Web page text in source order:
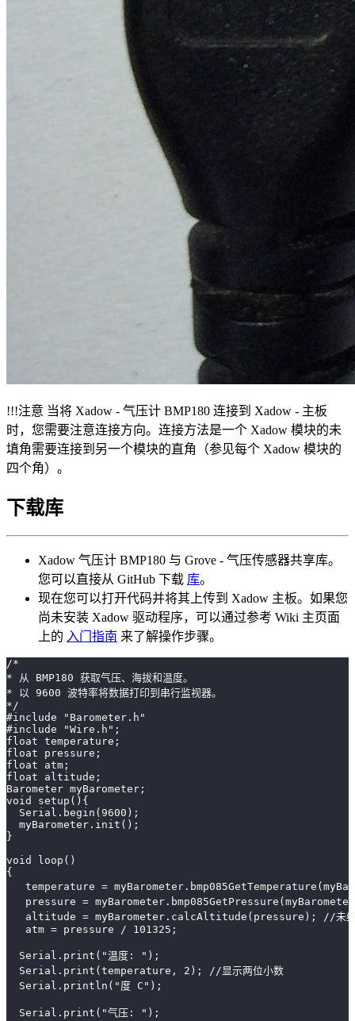
!!!注意 当将 Xadow - 气压计 BMP180 连接到 Xadow - 主板
时，您需要注意连接方向。连接方法是一个 Xadow 模块的未
填角需要连接到另一个模块的直角（参见每个 Xadow 模块的
四个角）。
下载库
Xadow 气压计 BMP180 与 Grove - 气压传感器共享库。
您可以直接从 GitHub 下载 库。
现在您可以打开代码并将其上传到 Xadow 主板。如果您
尚未安装 Xadow 驱动程序，可以通过参考 Wiki 主页面
上的 入门指南 来了解操作步骤。
/*
* 从 BMP180 获取气压、海拔和温度。
* 以 9600 波特率将数据打印到串行监视器。
*/
#include "Barometer.h"
#include "Wire.h";
float temperature;
float pressure;
float atm;
float altitude;
Barometer myBarometer;
void setup(){
  Serial.begin(9600);
  myBarometer.init();
}
void loop()
{
temperature =
pressure =
altitude = myBarometer.calcAltitude(pressure); //未经
   atm = pressure / 101325;
  Serial.print("温度: ");
  Serial.print(temperature, 2); //显示两位小数
  Serial.println("度 C");
  Serial.print("气压: ");